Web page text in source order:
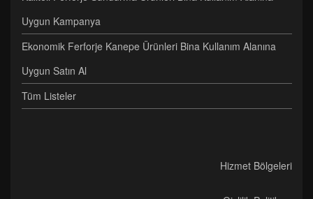
Uygun Kampanya
Ekonomik Ferforje Kanepe Ürünleri Bina Kullanım Alanına
Uygun Satın Al
Tüm Listeler
Hizmet Bölgeleri